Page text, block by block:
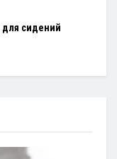
для сидений